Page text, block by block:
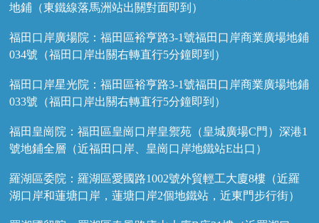
地鋪（東鐵線落馬洲站出關對面即到）
福田口岸廣場院：福田區裕亨路3-1號福田口岸商業廣場地鋪
034號（福田口岸出關右轉直行5分鐘即到）
福田口岸星光院：福田區裕亨路3-1號福田口岸商業廣場地鋪
033號（福田口岸出關右轉直行5分鐘即到）
福田皇崗院：福田區皇崗口岸皇禦苑（皇城廣場C門）深港1
號地鋪全層（近福田口岸、皇崗口岸地鐵站E出口）
羅湖區委院：羅湖區愛國路1002號外貿輕工大廈8樓（近羅
湖口岸和蓮塘口岸，蓮塘口岸2個地鐵站，近東門步行街）